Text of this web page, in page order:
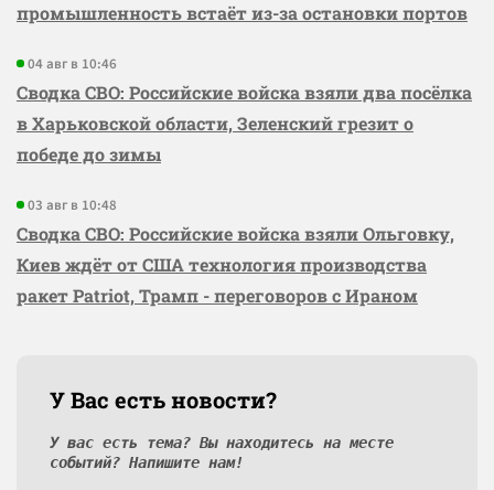
промышленность встаёт из-за остановки портов
04 авг в 10:46
Сводка СВО: Российские войска взяли два посёлка
в Харьковской области, Зеленский грезит о
победе до зимы
03 авг в 10:48
Сводка СВО: Российские войска взяли Ольговку,
Киев ждёт от США технология производства
ракет Patriot, Трамп - переговоров с Ираном
У Вас есть новости?
У вас есть тема? Вы находитесь на месте
событий? Напишите нам!